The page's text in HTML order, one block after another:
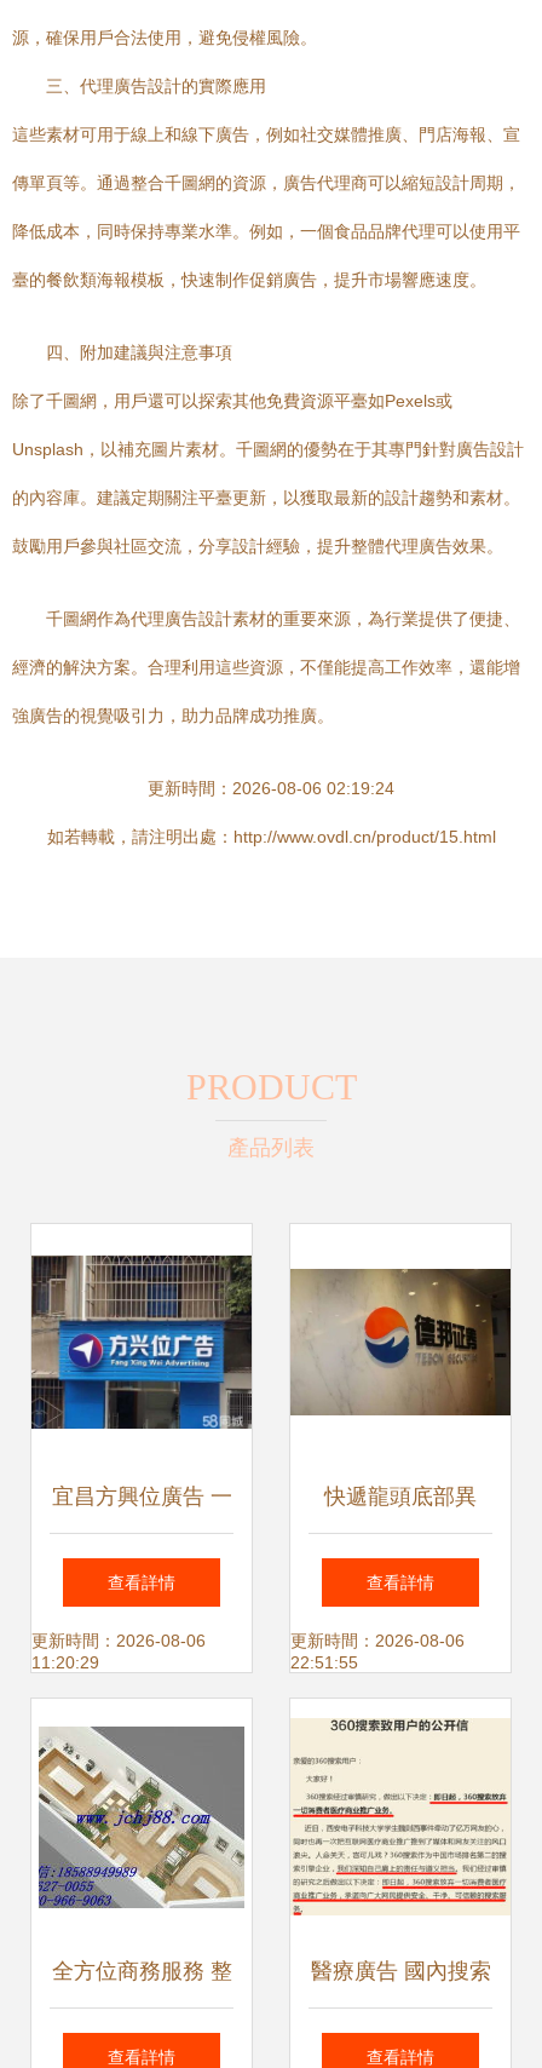
源，確保用戶合法使用，避免侵權風險。
三、代理廣告設計的實際應用
這些素材可用于線上和線下廣告，例如社交媒體推廣、門店海報、宣
傳單頁等。通過整合千圖網的資源，廣告代理商可以縮短設計周期，
降低成本，同時保持專業水準。例如，一個食品品牌代理可以使用平
臺的餐飲類海報模板，快速制作促銷廣告，提升市場響應速度。
四、附加建議與注意事項
除了千圖網，用戶還可以探索其他免費資源平臺如Pexels或
Unsplash，以補充圖片素材。千圖網的優勢在于其專門針對廣告設計
的內容庫。建議定期關注平臺更新，以獲取最新的設計趨勢和素材。
鼓勵用戶參與社區交流，分享設計經驗，提升整體代理廣告效果。
千圖網作為代理廣告設計素材的重要來源，為行業提供了便捷、
經濟的解決方案。合理利用這些資源，不僅能提高工作效率，還能增
強廣告的視覺吸引力，助力品牌成功推廣。
更新時間：2026-08-06 02:19:24
如若轉載，請注明出處：http://www.ovdl.cn/product/15.html
PRODUCT
產品列表
宜昌方興位廣告 一
站式廣告代理服
務，賦能品牌高效
查看詳情
更新時間：2026-08-06
11:20:29
快遞龍頭底部異
動，機構搶籌或成
四月市場焦點
查看詳情
更新時間：2026-08-06
22:51:55
全方位商務服務 整
合進出口與廣告代
查看詳情
醫療廣告 國內搜索
引擎的隱秘支柱與
查看詳情